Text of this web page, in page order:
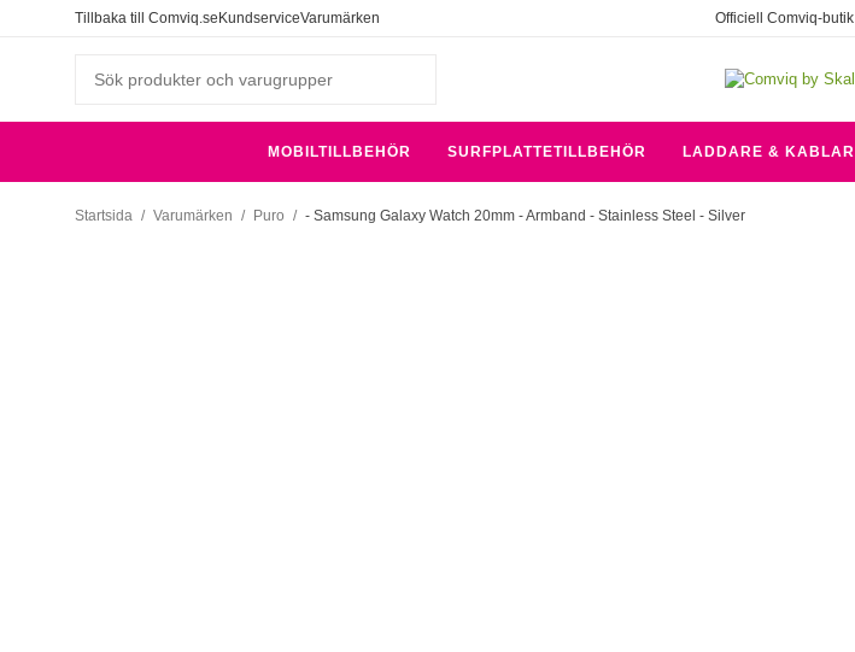
Tillbaka till Comviq.seKundserviceVarumärken Officiell Comviq-butik
MOBILTILLBEHÖR SURFPLATTETILLBEHÖR LADDARE & KABLAR
Startsida / Varumärken / Puro / - Samsung Galaxy Watch 20mm - Armband - Stainless Steel - Silver